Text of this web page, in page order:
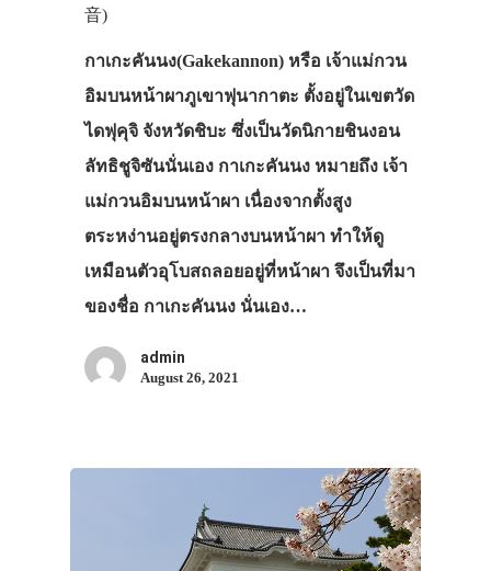
音)
กาเกะคันนง(Gakekannon) หรือ เจ้าแม่กวน
อิมบนหน้าผาภูเขาฟุนากาตะ ตั้งอยู่ในเขตวัด
ไดฟุคุจิ จังหวัดชิบะ ซึ่งเป็นวัดนิกายชินงอน
ลัทธิชูจิซันนั่นเอง กาเกะคันนง หมายถึง เจ้า
แม่กวนอิมบนหน้าผา เนื่องจากตั้งสูง
ตระหง่านอยู่ตรงกลางบนหน้าผา ทำให้ดู
เหมือนตัวอุโบสถลอยอยู่ที่หน้าผา จึงเป็นที่มา
ของชื่อ กาเกะคันนง นั่นเอง…
admin
August 26, 2021